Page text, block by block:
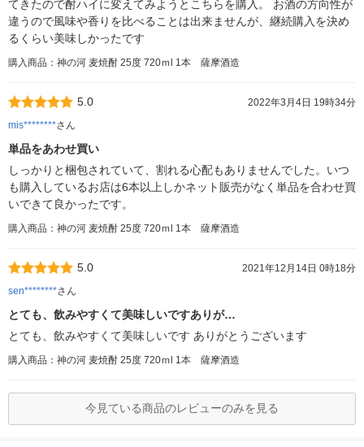
てきたので酎ハイに変えてみようとこちらを購入。 お酒の方向性が
違うので風味や香りを比べることは出来ませんが、継続購入を決め
るくらい美味しかったです
購入商品：神の河 麦焼酎 25度 720ｍl 1本 薩摩酒造
5.0
2022年3月4日 19時34分
mis********さん
単品をあわせ買い
しっかりと梱包されていて、割れる心配もありませんでした。いつ
も購入しているお店は6本以上しかネット販売がなく単品を合わせ買
いできて良かったです。
購入商品：神の河 麦焼酎 25度 720ｍl 1本 薩摩酒造
5.0
2021年12月14日 0時18分
sen********さん
とても、飲みやすくて美味しいですありが…
とても、飲みやすくて美味しいです ありがとうございます
購入商品：神の河 麦焼酎 25度 720ｍl 1本 薩摩酒造
今見ている商品のレビューのみを見る